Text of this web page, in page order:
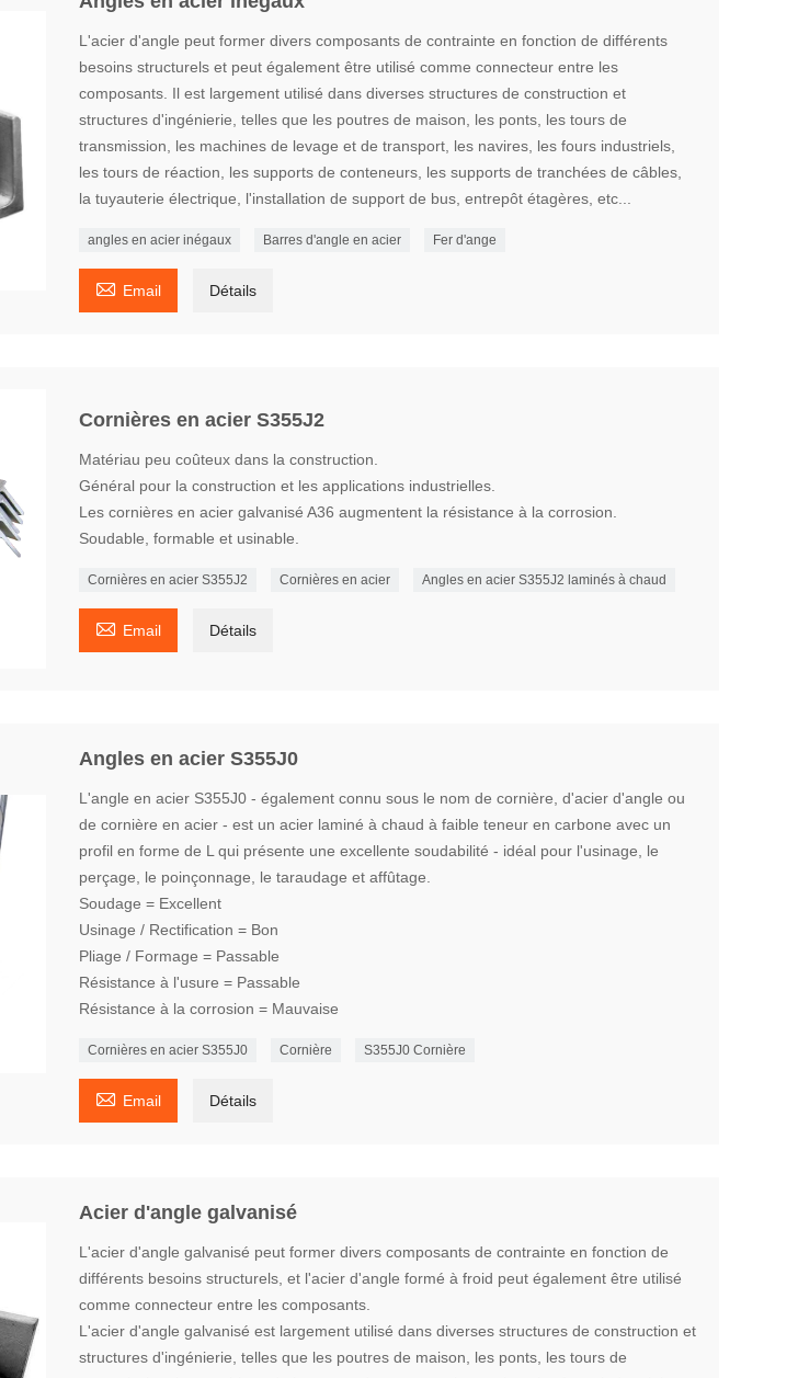
L'acier d'angle peut former divers composants de contrainte en fonction de différents
besoins structurels et peut également être utilisé comme connecteur entre les
composants. Il est largement utilisé dans diverses structures de construction et
structures d'ingénierie, telles que les poutres de maison, les ponts, les tours de
transmission, les machines de levage et de transport, les navires, les fours industriels,
les tours de réaction, les supports de conteneurs, les supports de tranchées de câbles,
la tuyauterie électrique, l'installation de support de bus, entrepôt étagères, etc...
angles en acier inégaux Barres d'angle en acier Fer d'ange
 Email Détails
Cornières en acier S355J2
Matériau peu coûteux dans la construction.
Général pour la construction et les applications industrielles.
Les cornières en acier galvanisé A36 augmentent la résistance à la corrosion.
Soudable, formable et usinable.
Cornières en acier S355J2 Cornières en acier Angles en acier S355J2 laminés à chaud
 Email Détails
Angles en acier S355J0
L'angle en acier S355J0 - également connu sous le nom de cornière, d'acier d'angle ou
de cornière en acier - est un acier laminé à chaud à faible teneur en carbone avec un
profil en forme de L qui présente une excellente soudabilité - idéal pour l'usinage, le
perçage, le poinçonnage, le taraudage et affûtage.
Soudage = Excellent
Usinage / Rectification = Bon
Pliage / Formage = Passable
Résistance à l'usure = Passable
Résistance à la corrosion = Mauvaise
Cornières en acier S355J0 Cornière S355J0 Cornière
 Email Détails
Acier d'angle galvanisé
L'acier d'angle galvanisé peut former divers composants de contrainte en fonction de
différents besoins structurels, et l'acier d'angle formé à froid peut également être utilisé
comme connecteur entre les composants.
L'acier d'angle galvanisé est largement utilisé dans diverses structures de construction et
structures d'ingénierie, telles que les poutres de maison, les ponts, les tours de